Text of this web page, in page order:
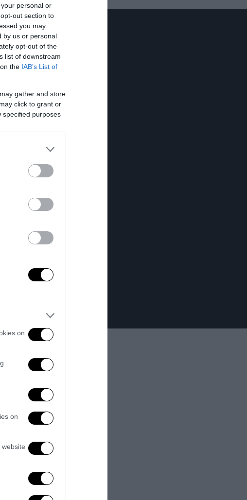
personal or
out section to
you may
by us or personal
opt-out of the
list of downstream
the IAB’s List of
gather and store
click to grant or
specified purposes
on
on
ridicola e